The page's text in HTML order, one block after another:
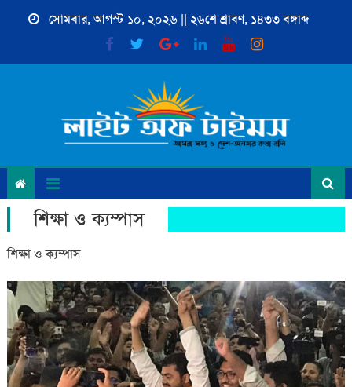
সোমবার, আগস্ট ১০, ২০২৬ || ২৬শে শ্রাবণ, ১৪৩৩ বঙ্গাব্দ
শিক্ষা ও ক্যম্পাস
শিক্ষা ও ক্যম্পাস